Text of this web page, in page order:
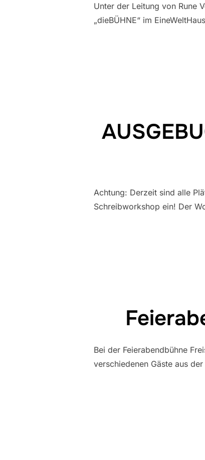
Unter der Leitung von Rune
„dieBÜHNE“ im
Achtung: Derzeit sind alle
Schreibworkshop ein! Der
Bei der Feierabendbühne
verschiedenen Gäste aus